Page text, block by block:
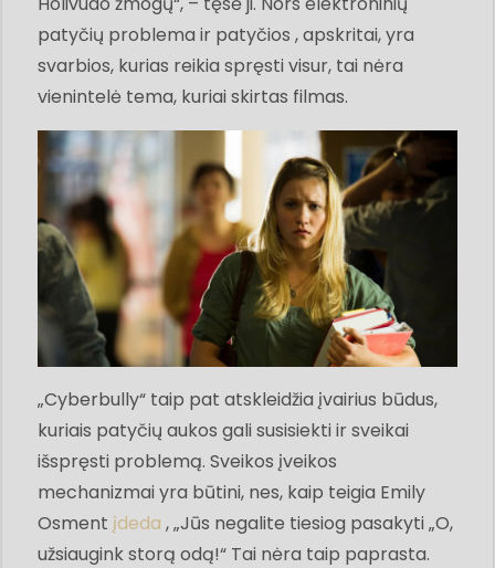
patyčių problema ir patyčios , apskritai, yra
svarbios, kurias reikia spręsti visur, tai nėra
vienintelė tema, kuriai skirtas filmas.
„Cyberbully“ taip pat atskleidžia įvairius būdus,
kuriais patyčių aukos gali susisiekti ir sveikai
išspręsti problemą. Sveikos įveikos
mechanizmai yra būtini, nes, kaip teigia Emily
Osment įdeda , „Jūs negalite tiesiog pasakyti „O,
užsiaugink storą odą!“ Tai nėra taip paprasta.